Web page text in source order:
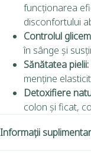
funcționarea
disconfortului
Controlul
în sânge și
Sănătatea pielii:
menține
Detoxifiere
colon și ficat,
Informații